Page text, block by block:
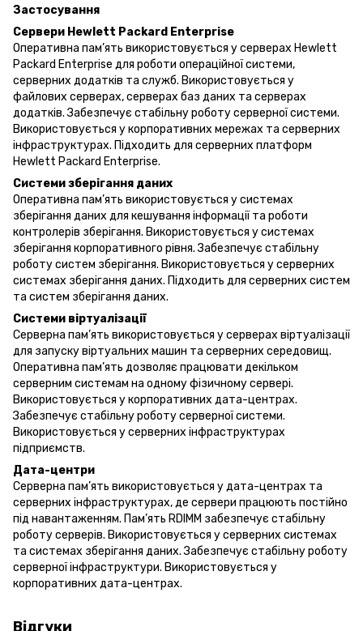
Застосування
Сервери Hewlett Packard Enterprise
Оперативна пам’ять використовується у серверах Hewlett
Packard Enterprise для роботи операційної системи,
серверних додатків та служб. Використовується у
файлових серверах, серверах баз даних та серверах
додатків. Забезпечує стабільну роботу серверної системи.
Використовується у корпоративних мережах та серверних
інфраструктурах. Підходить для серверних платформ
Hewlett Packard Enterprise.
Системи зберігання даних
Оперативна пам’ять використовується у системах
зберігання даних для кешування інформації та роботи
контролерів зберігання. Використовується у системах
зберігання корпоративного рівня. Забезпечує стабільну
роботу систем зберігання. Використовується у серверних
системах зберігання даних. Підходить для серверних систем
та систем зберігання даних.
Системи віртуалізації
Серверна пам’ять використовується у серверах віртуалізації
для запуску віртуальних машин та серверних середовищ.
Оперативна пам’ять дозволяє працювати декільком
серверним системам на одному фізичному сервері.
Використовується у корпоративних дата-центрах.
Забезпечує стабільну роботу серверної системи.
Використовується у серверних інфраструктурах
підприємств.
Дата-центри
Серверна пам’ять використовується у дата-центрах та
серверних інфраструктурах, де сервери працюють постійно
під навантаженням. Пам’ять RDIMM забезпечує стабільну
роботу серверів. Використовується у серверних системах
та системах зберігання даних. Забезпечує стабільну роботу
серверної інфраструктури. Використовується у
корпоративних дата-центрах.
Відгуки